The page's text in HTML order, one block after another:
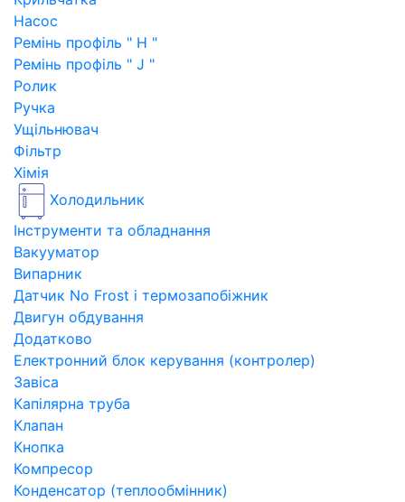
Насос
Ремінь профіль " H "
Ремінь профіль " J "
Ролик
Ручка
Ущільнювач
Фільтр
Хімія
Холодильник
Інструменти та обладнання
Вакууматор
Випарник
Датчик No Frost і термозапобіжник
Двигун обдування
Додатково
Електронний блок керування (контролер)
Завіса
Капілярна труба
Клапан
Кнопка
Компресор
Конденсатор (теплообмінник)